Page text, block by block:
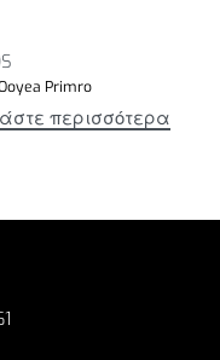
Primro
περισσότερα